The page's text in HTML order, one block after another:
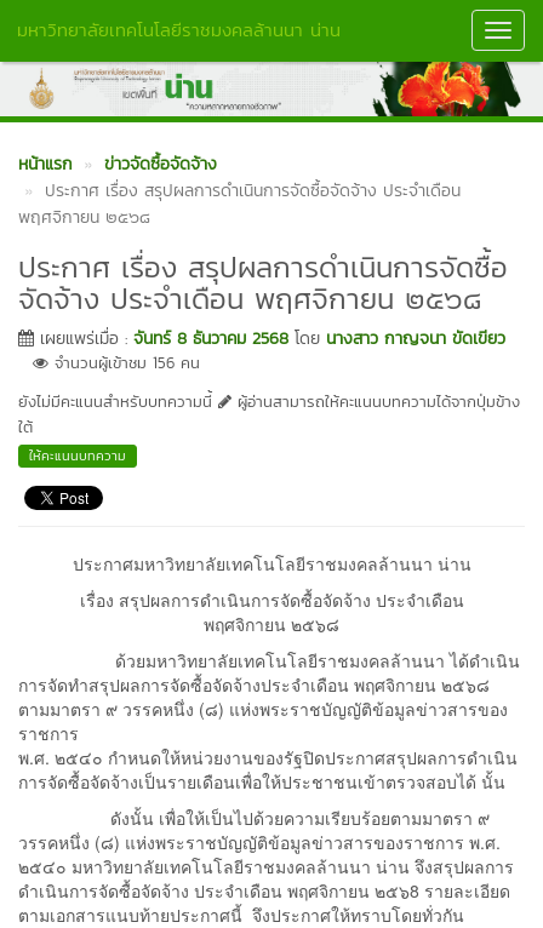
มหาวิทยาลัยเทคโนโลยีราชมงคลล้านนา น่าน
หน้าแรก
ข่าวจัดซื้อจัดจ้าง
ประกาศ เรื่อง สรุปผลการดำเนินการจัดซื้อจัดจ้าง ประจำเดือน
พฤศจิกายน ๒๕๖๘
ประกาศ เรื่อง สรุปผลการดำเนินการจัดซื้อ
จัดจ้าง ประจำเดือน พฤศจิกายน ๒๕๖๘
เผยแพร่เมื่อ : จันทร์ 8 ธันวาคม 2568 โดย นางสาว กาญจนา ขัดเขียว
จำนวนผู้เข้าชม 156 คน
ยังไม่มีคะแนนสำหรับบทความนี้
ผู้อ่านสามารถให้คะแนนบทความได้จากปุ่มข้าง
ใต้
ให้คะแนนบทความ
ประกาศมหาวิทยาลัยเทคโนโลยีราชมงคลล้านนา น่าน
เรื่อง สรุปผลการดำเนินการจัดซื้อจัดจ้าง ประจำเดือน
พฤศจิกายน ๒๕๖๘
ด้วยมหาวิทยาลัยเทคโนโลยีราชมงคลล้านนา ได้ดำเนิน
การจัดทำสรุปผลการจัดซื้อจัดจ้างประจำเดือน พฤศจิกายน ๒๕๖๘
ตามมาตรา ๙ วรรคหนึ่ง (๘) แห่งพระราชบัญญัติข้อมูลข่าวสารของ
ราชการ
พ.ศ. ๒๕๔๐ กำหนดให้หน่วยงานของรัฐปิดประกาศสรุปผลการดำเนิน
การจัดซื้อจัดจ้างเป็นรายเดือนเพื่อให้ประชาชนเข้าตรวจสอบได้ นั้น
ดังนั้น เพื่อให้เป็นไปด้วยความเรียบร้อยตามมาตรา ๙
วรรคหนึ่ง (๘) แห่งพระราชบัญญัติข้อมูลข่าวสารของราชการ พ.ศ.
๒๕๔๐ มหาวิทยาลัยเทคโนโลยีราชมงคลล้านนา น่าน จึงสรุปผลการ
ดำเนินการจัดซื้อจัดจ้าง ประจำเดือน พฤศจิกายน ๒๕๖8 รายละเอียด
ตามเอกสารแนบท้ายประกาศนี้ จึงประกาศให้ทราบโดยทั่วกัน